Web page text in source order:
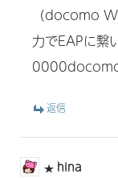
（docomo
力でEAPに繋
0000docomo
返信
hina